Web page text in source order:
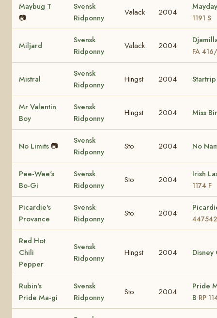
Maybug T
📷
Svensk
Ridponny
Valack 2004
1191 S
Miljard
Svensk
Ridponny
Valack 2004
FA
Mistral
Svensk
Ridponny
Hingst 2004 Startrip
Mr Valentin
Boy
Svensk
Ridponny
Hingst 2004 Miss
No Limits 📷
Svensk
Ridponny
Sto 2004 No
Pee-Wee's
Bo-Gi
Svensk
Ridponny
Sto 2004
Irish
1174 F
Picardie's
Provance
Svensk
Ridponny
Sto 2004
Red Hot
Chili
Pepper
Svensk
Ridponny
Hingst 2004
Rubin's
Pride Ma-gi
Svensk
Ridponny
Sto 2004
Pride
B RP